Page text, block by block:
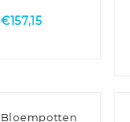
€157,15
Bloempotten